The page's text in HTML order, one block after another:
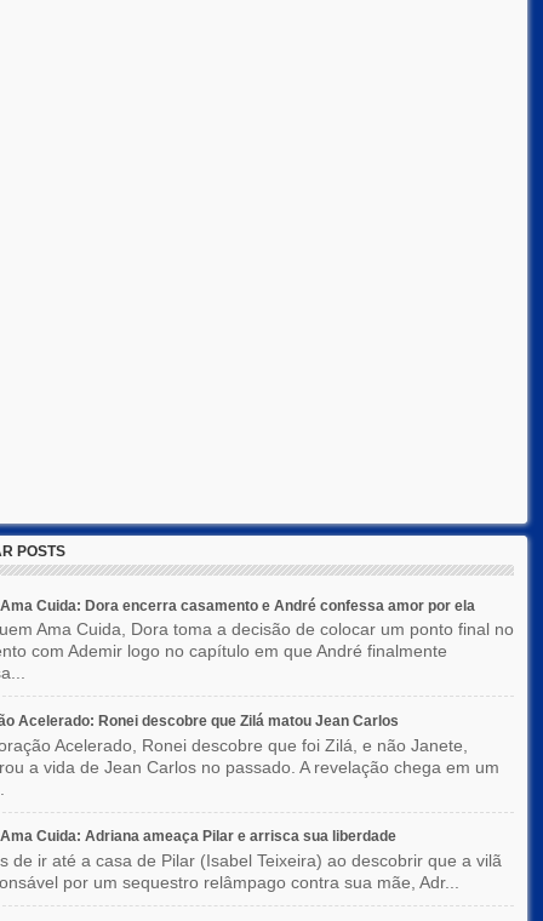
POSTS
Cuida: Dora encerra casamento e André confessa amor por ela
Ama Cuida, Dora toma a decisão de colocar um ponto final no
com Ademir logo no capítulo em que André finalmente
Acelerado: Ronei descobre que Zilá matou Jean Carlos
Acelerado, Ronei descobre que foi Zilá, e não Janete,
a vida de Jean Carlos no passado. A revelação chega em um
Cuida: Adriana ameaça Pilar e arrisca sua liberdade
de ir até a casa de Pilar (Isabel Teixeira) ao descobrir que a vilã
por um sequestro relâmpago contra sua mãe, Adr...